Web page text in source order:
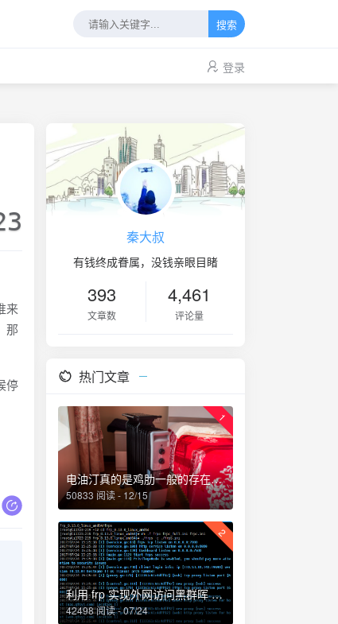
搜索
登录
来
那
停
秦大叔
有钱终成眷属，没钱亲眼目睹
393
文章数
4,461
评论量
热门文章
1
电油汀真的是鸡肋一般的存在，累觉不爱！
50833 阅读 - 12/15
2
利用 frp 实现外网访问黑群晖 NAS
42498 阅读 - 07/24